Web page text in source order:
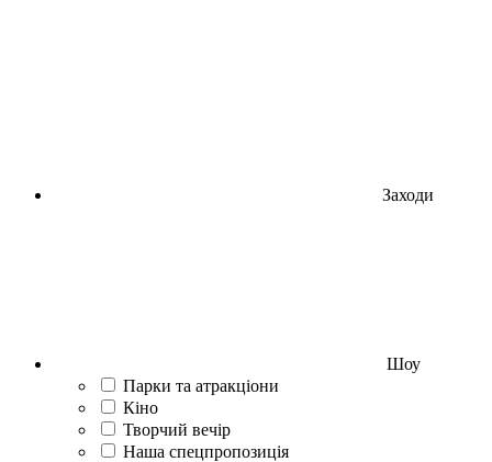
Заходи
Шоу
Парки та атракціони
Кіно
Творчий вечір
Наша спецпропозиція